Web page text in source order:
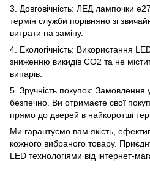
3. Довговічність: ЛЕД лампочки
термін служби порівняно зі
витрати на заміну.
4. Екологічність: Використання
зниженню викидів CO2 та не
випарів.
5. Зручність покупок:
безпечно. Ви отримаєте свої
прямо до дверей в найкоротші
Ми гарантуємо вам якість,
кожного вибраного товару.
LED технологіями від інтернет-